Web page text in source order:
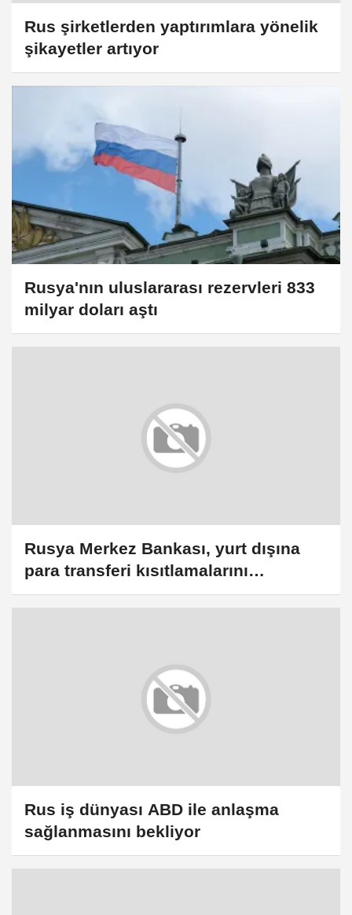
Rus şirketlerden yaptırımlara yönelik
şikayetler artıyor
Rusya'nın uluslararası rezervleri 833
milyar doları aştı
Rusya Merkez Bankası, yurt dışına
para transferi kısıtlamalarını
gevşetiyor
Rus iş dünyası ABD ile anlaşma
sağlanmasını bekliyor